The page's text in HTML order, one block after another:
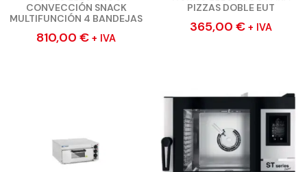
CONVECCIÓN SNACK
MULTIFUNCIÓN 4 BANDEJAS
810,00 € + IVA
PIZZAS DOBLE EUT
365,00 € + IVA